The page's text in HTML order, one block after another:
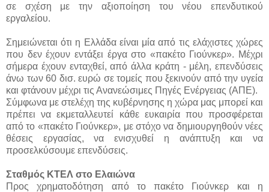
σε σχέση με την αξιοποίηση του νέου επενδυτικού
εργαλείου.
Σημειώνεται ότι η Ελλάδα είναι μία από τις ελάχιστες χώρες
που δεν έχουν εντάξει έργα στο «πακέτο Γιούνκερ». Μέχρι
σήμερα έχουν ενταχθεί, από άλλα κράτη - μέλη, επενδύσεις
άνω των 60 δισ. ευρώ σε τομείς που ξεκινούν από την υγεία
και φτάνουν μέχρι τις Ανανεώσιμες Πηγές Ενέργειας (ΑΠΕ).
Σύμφωνα με στελέχη της κυβέρνησης η χώρα μας μπορεί και
πρέπει να εκμεταλλευτεί κάθε ευκαιρία που προσφέρεται
από το «πακέτο Γιούνκερ», με στόχο να δημιουργηθούν νέες
θέσεις εργασίας, να ενισχυθεί η ανάπτυξη και να
προσελκύσουμε επενδύσεις.
Σταθμός ΚΤΕΛ στο Ελαιώνα
Προς χρηματοδότηση από το πακέτο Γιούνκερ και η